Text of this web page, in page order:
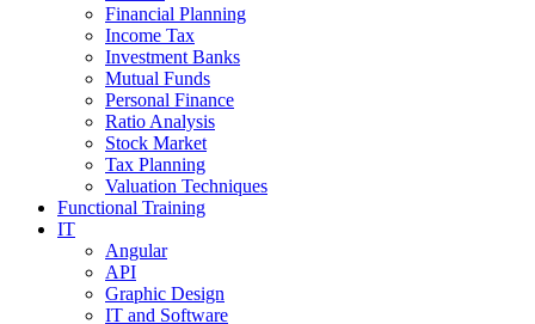
Financial Planning
Income Tax
Investment Banks
Mutual Funds
Personal Finance
Ratio Analysis
Stock Market
Tax Planning
Valuation Techniques
Functional Training
IT
Angular
API
Graphic Design
IT and Software